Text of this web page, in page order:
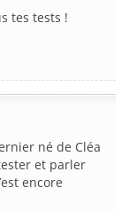
tes tests !
né de Cléa
et parler
encore